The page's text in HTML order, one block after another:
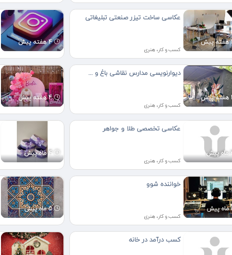
عکاسی ساخت تیزر صنعتی تبلیغاتی
کسب و کار، هنری
4 هفته پیش
دیوارنویسی مدارس نقاشی باغ و ...
کسب و کار، هنری
4 هفته پیش
عکاسی تخصصی طلا و جواهر
کسب و کار، هنری
خواننده شوو
کسب و کار، هنری
5 ماه پیش
کسب درآمد در خانه